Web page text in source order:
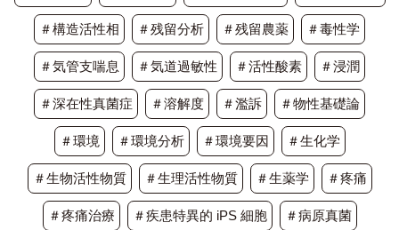
＃構造活性相 ＃残留分析 ＃残留農薬 ＃毒性学
＃気管支喘息 ＃気道過敏性 ＃活性酸素 ＃浸潤
＃深在性真菌症 ＃溶解度 ＃濫訴 ＃物性基礎論
＃環境 ＃環境分析 ＃環境要因 ＃生化学
＃生物活性物質 ＃生理活性物質 ＃生薬学 ＃疼痛
＃疼痛治療 ＃疾患特異的 iPS 細胞 ＃病原真菌